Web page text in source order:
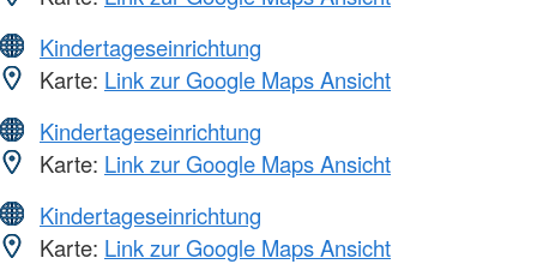
Kindertageseinrichtung
Karte: Link zur Google Maps Ansicht
Kindertageseinrichtung
Karte: Link zur Google Maps Ansicht
Kindertageseinrichtung
Karte: Link zur Google Maps Ansicht